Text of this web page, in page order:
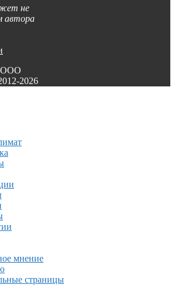
не
автора
2026
мнение
страницы